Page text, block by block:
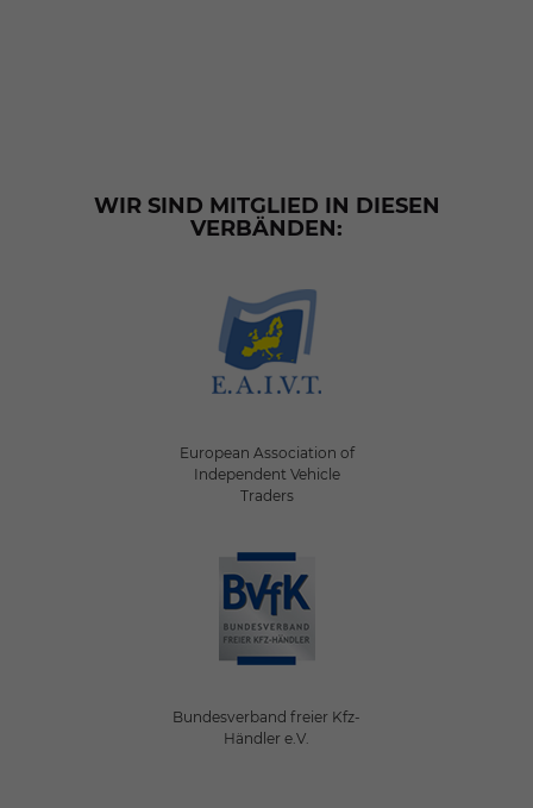
WIR SIND MITGLIED IN DIESEN
VERBÄNDEN:
European Association of
Independent Vehicle
Traders
Bundesverband freier Kfz-
Händler e.V.